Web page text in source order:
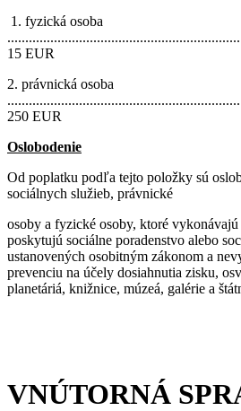
1. fyzická osoba
15 EUR
2. právnická osoba
250 EUR
Oslobodenie
Od poplatku podľa tejto položky sú
sociálnych služieb, právnické
osoby a fyzické osoby, ktoré
poskytujú sociálne poradenstvo alebo
ustanovených osobitným zákonom a
prevenciu na účely dosiahnutia zisku,
planetáriá, knižnice, múzeá, galérie a
VNÚTORNÁ